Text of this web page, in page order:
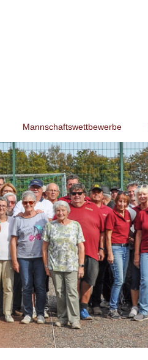
Mannschaftswettbewerbe